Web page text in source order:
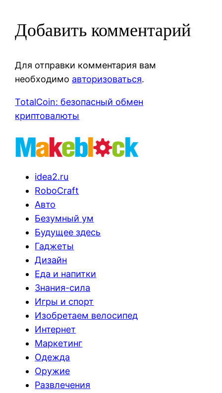
Добавить комментарий
Для отправки комментария вам
необходимо авторизоваться.
TotalCoin: безопасный обмен
криптовалюты
idea2.ru
RoboCraft
Авто
Безумный ум
Будущее здесь
Гаджеты
Дизайн
Еда и напитки
Знания-сила
Игры и спорт
Изобретаем велосипед
Интернет
Маркетинг
Одежда
Оружие
Развлечения